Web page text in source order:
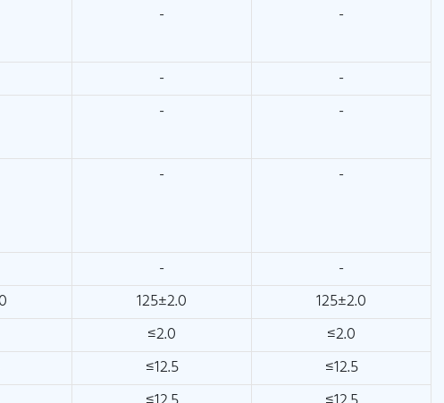
- -
-
-
- -
- -
-
-
125±2.0
125±2.0
≤2.0
≤2.0
≤12.5
≤12.5